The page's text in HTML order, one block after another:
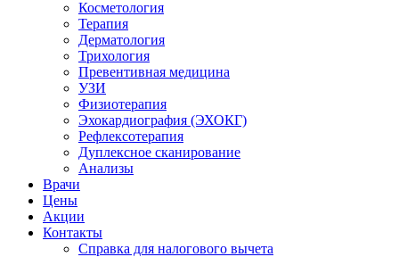
Косметология
Терапия
Дерматология
Трихология
Превентивная медицина
УЗИ
Физиотерапия
Эхокардиография (ЭХОКГ)
Рефлексотерапия
Дуплексное сканирование
Анализы
Врачи
Цены
Акции
Контакты
Справка для налогового вычета